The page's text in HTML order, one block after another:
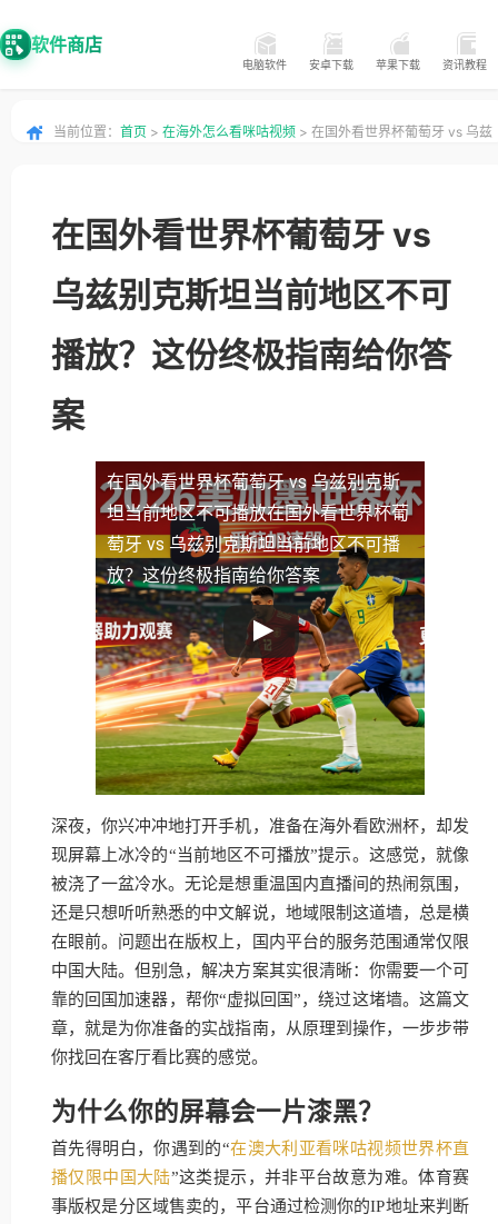
软件商店
电脑软件 安卓下载 苹果下载 资讯教程
当前位置： 首页 > 在海外怎么看咪咕视频 > 在国外看世界杯葡萄牙 vs 乌兹
在国外看世界杯葡萄牙 vs
乌兹别克斯坦当前地区不可
播放？这份终极指南给你答
案
在国外看世界杯葡萄牙 vs 乌兹别克斯
坦当前地区不可播放在国外看世界杯葡
萄牙 vs 乌兹别克斯坦当前地区不可播
放？这份终极指南给你答案
深夜，你兴冲冲地打开手机，准备在海外看欧洲杯，却发
现屏幕上冰冷的“当前地区不可播放”提示。这感觉，就像
被浇了一盆冷水。无论是想重温国内直播间的热闹氛围，
还是只想听听熟悉的中文解说，地域限制这道墙，总是横
在眼前。问题出在版权上，国内平台的服务范围通常仅限
中国大陆。但别急，解决方案其实很清晰：你需要一个可
靠的回国加速器，帮你“虚拟回国”，绕过这堵墙。这篇文
章，就是为你准备的实战指南，从原理到操作，一步步带
你找回在客厅看比赛的感觉。
为什么你的屏幕会一片漆黑？
首先得明白，你遇到的“在澳大利亚看咪咕视频世界杯直
播仅限中国大陆”这类提示，并非平台故意为难。体育赛
事版权是分区域售卖的，平台通过检测你的IP地址来判断